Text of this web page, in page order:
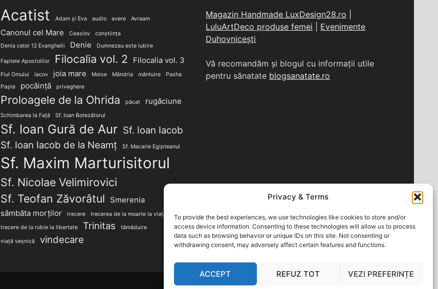
Privacy & Terms
To provide the best experiences, we use technologies like cookies to store and/or
access device information. Consenting to these technologies will allow us to process
data such as browsing behavior or unique IDs on this site. Not consenting or
withdrawing consent, may adversely affect certain features and functions.
ACCEPT REFUZ TOT VEZI PREFERINȚE
Acatist Adam și Eva audio avere Avraam
Canonul cel Mare Ceaslov
conștiința
Denia celor 12 Evanghelii
Denie Dumnezeu este Iubire
Faptele Apostolilor Filocalia vol. 2 Filocalia vol. 3
Fiul Omului Iacov joia mare Moise Mândria mântuire
Pasha
Paște
pocăință priveghere
Proloagele de la Ohrida păcat rugăciune
Schimbarea la Față Sf. Ioan Botezătorul
Sf. Ioan Gură de Aur Sf. Ioan Iacob
Sf. Ioan Iacob de la Neamț
Sf. Macarie Egipteanul
Sf. Maxim Marturisitorul
Sf. Nicolae Velimirovici
Sf. Teofan Zăvorâtul
Smerenia
sâmbăta morților
trecere
trecerea de la moarte la viață
trecere de la robie la libertate
Trinitas tămăduire
viață veșnică vindecare
Magazin Handmade LuxDesign28.ro
LuluArtDeco produse femei
Evenimente
Duhovnicești
Vă recomandăm și blogul cu informații utile
pentru sănatate blogsanatate.ro